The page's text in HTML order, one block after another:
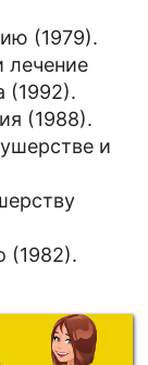
(1979).
лечение
(1992).
(1988).
и
(1982).